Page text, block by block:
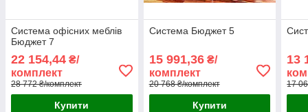
Система офісних меблів
Бюджет 7
22 154,44 ₴/
комплект
28 772 ₴/комплект
Купити
Система Бюджет 5
15 991,36₴/
комплект
20 768 ₴/комплект
Купити
13
17